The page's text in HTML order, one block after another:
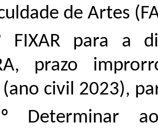
de Artes
para a
prazo
civil 2023),
Determinar